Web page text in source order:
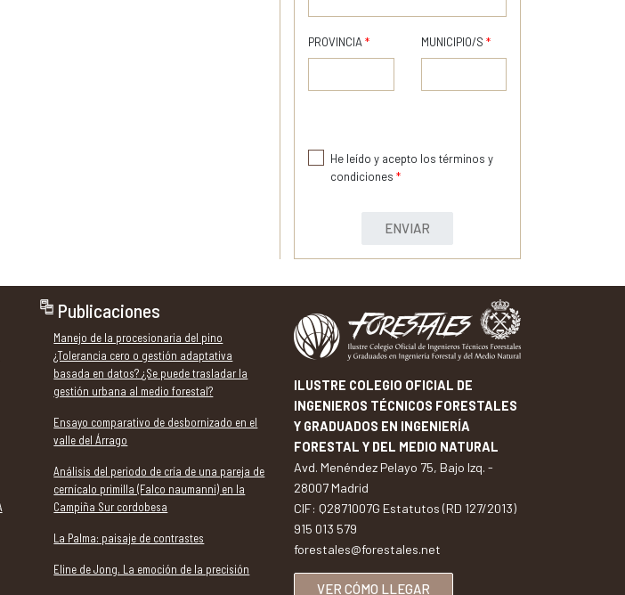
PROVINCIA * MUNICIPIO/S *
He leído y acepto los términos y
condiciones *
ENVIAR
Publicaciones
Manejo de la procesionaria del pino
¿Tolerancia cero o gestión adaptativa
basada en datos? ¿Se puede trasladar la
gestión urbana al medio forestal?
Ensayo comparativo de desbornizado en el
valle del Árrago
Análisis del periodo de cría de una pareja de
cernícalo primilla (Falco naumanni) en la
Campiña Sur cordobesa
La Palma: paisaje de contrastes
Eline de Jong. La emoción de la precisión
ILUSTRE COLEGIO OFICIAL DE
INGENIEROS TÉCNICOS FORESTALES
Y GRADUADOS EN INGENIERÍA
FORESTAL Y DEL MEDIO NATURAL
Avd. Menéndez Pelayo 75, Bajo Izq. -
28007 Madrid
CIF: Q2871007G Estatutos (RD 127/2013)
915 013 579
forestales@forestales.net
VER CÓMO LLEGAR